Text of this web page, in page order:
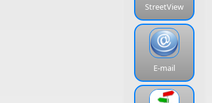
StreetView
E-mail